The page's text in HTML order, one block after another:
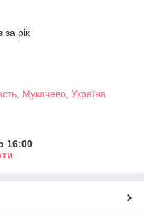
за рік
Мукачево, Україна
16:00